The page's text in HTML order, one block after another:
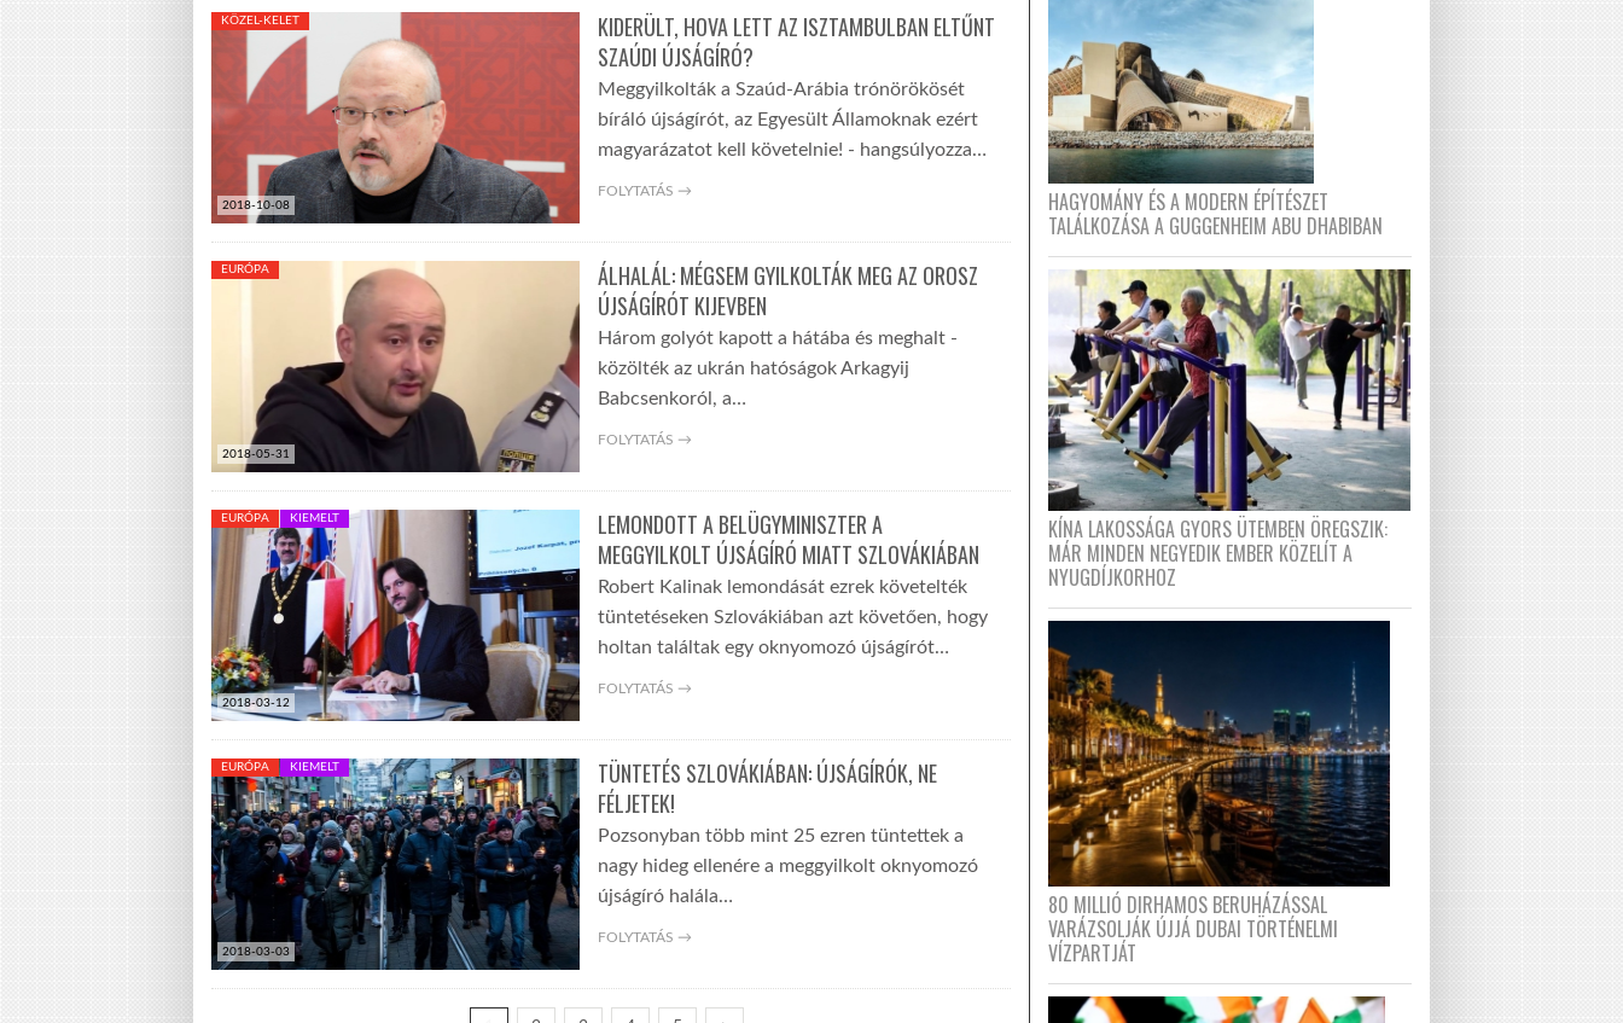
2018-10-08
KÖZEL-KELET
KIDERÜLT, HOVA LETT AZ ISZTAMBULBAN ELTŰNT
SZAÚDI ÚJSÁGÍRÓ?
Meggyilkolták a Szaúd-Arábia trónörökösét
bíráló újságírót, az Egyesült Államoknak ezért
magyarázatot kell követelnie! - hangsúlyozza…
FOLYTATÁS →
2018-05-31
EURÓPA
ÁLHALÁL: MÉGSEM GYILKOLTÁK MEG AZ OROSZ
ÚJSÁGÍRÓT KIJEVBEN
Három golyót kapott a hátába és meghalt -
közölték az ukrán hatóságok Arkagyij
Babcsenkoról, a…
FOLYTATÁS →
2018-03-12
EURÓPA KIEMELT
LEMONDOTT A BELÜGYMINISZTER A
MEGGYILKOLT ÚJSÁGÍRÓ MIATT SZLOVÁKIÁBAN
Robert Kalinak lemondását ezrek követelték
tüntetéseken Szlovákiában azt követően, hogy
holtan találtak egy oknyomozó újságírót…
FOLYTATÁS →
2018-03-03
EURÓPA KIEMELT
TÜNTETÉS SZLOVÁKIÁBAN: ÚJSÁGÍRÓK, NE
FÉLJETEK!
Pozsonyban több mint 25 ezren tüntettek a
nagy hideg ellenére a meggyilkolt oknyomozó
újságíró halála…
FOLYTATÁS →
HAGYOMÁNY ÉS A MODERN ÉPÍTÉSZET
TALÁLKOZÁSA A GUGGENHEIM ABU DHABIBAN
KÍNA LAKOSSÁGA GYORS ÜTEMBEN ÖREGSZIK:
MÁR MINDEN NEGYEDIK EMBER KÖZELÍT A
NYUGDÍJKORHOZ
80 MILLIÓ DIRHAMOS BERUHÁZÁSSAL
VARÁZSOLJÁK ÚJJÁ DUBAI TÖRTÉNELMI
VÍZPARTJÁT